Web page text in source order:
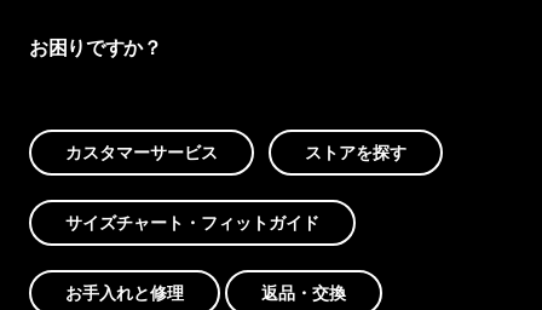
お困りですか？
カスタマーサービス ストアを探す
サイズチャート・フィットガイド
お手入れと修理 返品・交換